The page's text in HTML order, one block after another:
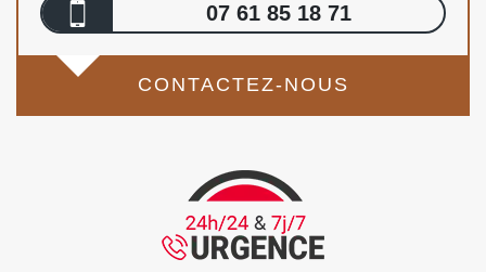
07 61 85 18 71
CONTACTEZ-NOUS